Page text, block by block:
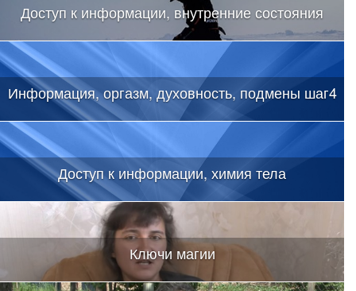
Доступ к информации, внутренние состояния
Информация, оргазм, духовность, подмены шаг4
Доступ к информации, химия тела
Ключи магии